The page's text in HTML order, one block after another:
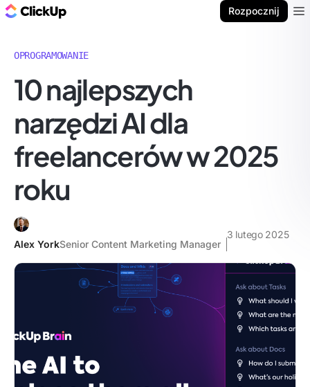
Rozpocznij
OPROGRAMOWANIE
10 najlepszych
narzędzi AI dla
freelancerów w 2025
roku
Alex YorkSenior Content Marketing Manager
3 lutego 2025